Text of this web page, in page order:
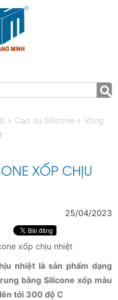
» Cao su Silicone » Vòng
XỐP CHỊU
25/04/2023
nhiệt là sản phẩm dạng
bằng Silicone xốp màu
tới 300 độ C